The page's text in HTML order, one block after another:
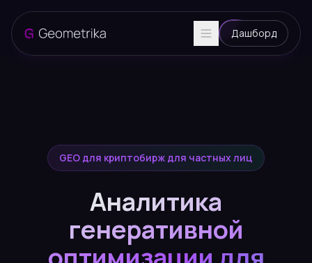
Дашборд
GEO для криптобирж для частных лиц
Аналитика
генеративной